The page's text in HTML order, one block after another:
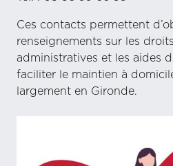
Ces contacts permettent
renseignements sur les
administratives et les aides
faciliter le maintien à
largement en Gironde.